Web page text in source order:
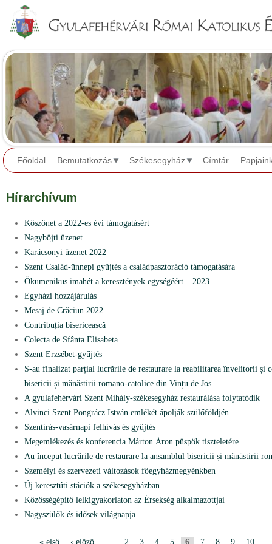
Főoldal Bemutatkozás Székesegyház Címtár
Hírarchívum
Köszönet a 2022-es évi támogatásért
Nagyböjti üzenet
Karácsonyi üzenet 2022
Szent Család-ünnepi gyűjtés a családpasztoráció támogatására
Ökumenikus imahét a keresztények egységéért – 2023
Egyházi hozzájárulás
Mesaj de Crăciun 2022
Contribuția bisericească
Colecta de Sfânta Elisabeta
Szent Erzsébet-gyűjtés
S-au finalizat parțial lucrările de restaurare la reabilitarea învelitorii și
bisericii și mănăstirii romano-catolice din Vințu de Jos
A gyulafehérvári Szent Mihály-székesegyház restaurálása folytatódik
Alvinci Szent Pongrácz István emlékét ápolják szülőföldjén
Szentírás-vasárnapi felhívás és gyűjtés
Megemlékezés és konferencia Márton Áron püspök tiszteletére
Au început lucrările de restaurare la ansamblul bisericii și mănăstirii
Személyi és szervezeti változások főegyházmegyénkben
Új keresztúti stációk a székesegyházban
Közösségépítő lelkigyakorlaton az Érsekség alkalmazottjai
Nagyszülők és idősek világnapja
« első ‹ előző … 2 3 4 5 6 7 8 9 10